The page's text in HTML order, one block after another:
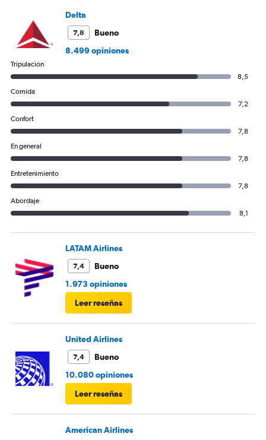
Delta
7,8
Bueno
8.499 opiniones
Tripulación
8,5
Comida
7,2
Confort
7,8
En general
7,8
Entretenimiento
7,8
Abordaje
8,1
LATAM Airlines
7,4
Bueno
1.973 opiniones
Leer reseñas
United Airlines
7,4
Bueno
10.080 opiniones
Leer reseñas
American Airlines